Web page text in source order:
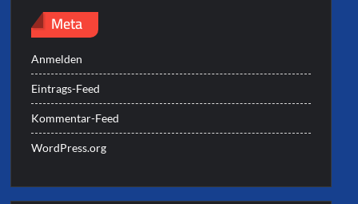
Meta
Anmelden
Eintrags-Feed
Kommentar-Feed
WordPress.org